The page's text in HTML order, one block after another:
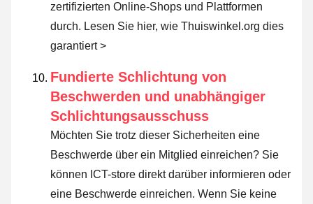
zertifizierten Online-Shops und Plattformen
durch. Lesen Sie hier, wie Thuiswinkel.org dies
garantiert >
Fundierte Schlichtung von
Beschwerden und unabhängiger
Schlichtungsausschuss
Möchten Sie trotz dieser Sicherheiten eine
Beschwerde über ein Mitglied einreichen? Sie
können ICT-store direkt darüber informieren oder
eine Beschwerde einreichen. Wenn Sie keine